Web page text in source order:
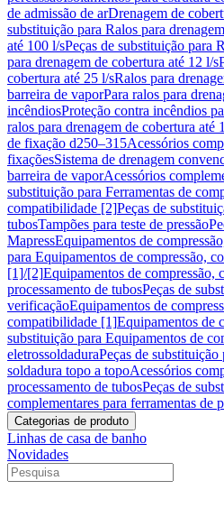
de admissão de arDrenagem de
substituição para Ralos para
até 100 l/sPeças de substituição para
para drenagem de cobertura até 12 l/s
cobertura até 25 l/sRalos para
barreira de vaporPara ralos para
incêndiosProteção contra incêndios
ralos para drenagem de cobertura até
de fixação d250–315Acessórios
fixaçõesSistema de drenagem
barreira de vaporAcessórios
substituição para Ferramentas de
compatibilidade [2]Peças de
tubosTampões para teste de pressão
MapressEquipamentos de
para Equipamentos de compressão,
[1]/[2]Equipamentos de
processamento de tubosPeças de
verificaçãoEquipamentos de
compatibilidade [1]Equipamentos de
substituição para Equipamentos de
eletrossoldaduraPeças de
soldadura topo a topoAcessórios
processamento de tubosPeças de
complementares para ferramentas de
Categorias de produto
Linhas de casa de banho
Novidades